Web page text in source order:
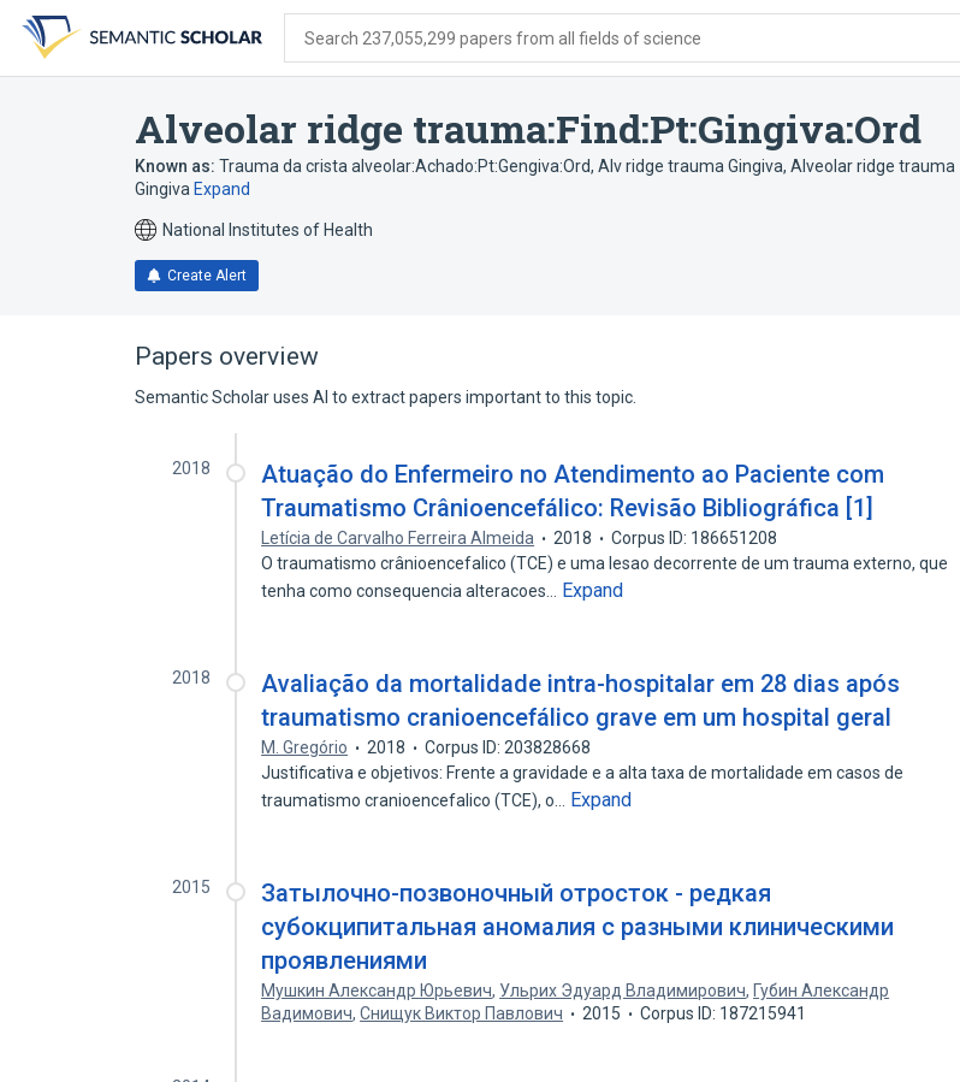
search
form
content
account
menu
Search 237,055,299 papers from all fields of science
Alveolar ridge trauma:Find:Pt:Gingiva:Ord
Known as: Trauma da crista alveolar:Achado:Pt:Gengiva:Ord, Alv ridge trauma Gingiva, Alveolar ridge trauma
Gingiva Expand
National Institutes of Health
Create Alert
Papers overview
Semantic Scholar uses AI to extract papers important to this topic.
2018
Atuação do Enfermeiro no Atendimento ao Paciente com
Traumatismo Crânioencefálico: Revisão Bibliográfica [1]
Letícia de Carvalho Ferreira Almeida 2018
Corpus ID: 186651208
O traumatismo crânioencefalico (TCE) e uma lesao decorrente de um trauma externo, que
tenha como consequencia alteracoes…
Expand
2018
Avaliação da mortalidade intra-hospitalar em 28 dias após
traumatismo cranioencefálico grave em um hospital geral
M. Gregório 2018
Corpus ID: 203828668
Justificativa e objetivos: Frente a gravidade e a alta taxa de mortalidade em casos de
traumatismo cranioencefalico (TCE), o…
Expand
2015
Затылочно-позвоночный отросток - редкая
субокципитальная аномалия с разными клиническими
проявлениями
Мушкин Александр Юрьевич, Ульрих Эдуард Владимирович, Губин Александр
Вадимович,Снищук Виктор Павлович 2015 Corpus ID: 187215941